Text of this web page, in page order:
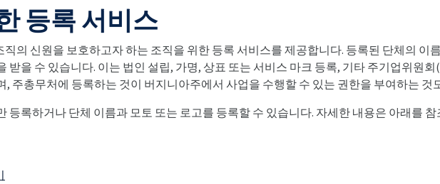
등록 서비스
의 신원을 보호하고자 하는 조직을 위한 등록 서비스를 제공합니다. 등록된 단체의 이
받을 수 있습니다. 이는 법인 설립, 가명, 상표 또는 서비스 마크 등록, 기타 주기업위원회
, 주총무처에 등록하는 것이 버지니아주에서 사업을 수행할 수 있는 권한을 부여하는 것
등록하거나 단체 이름과 모토 또는 로고를 등록할 수 있습니다. 자세한 내용은 아래를 참